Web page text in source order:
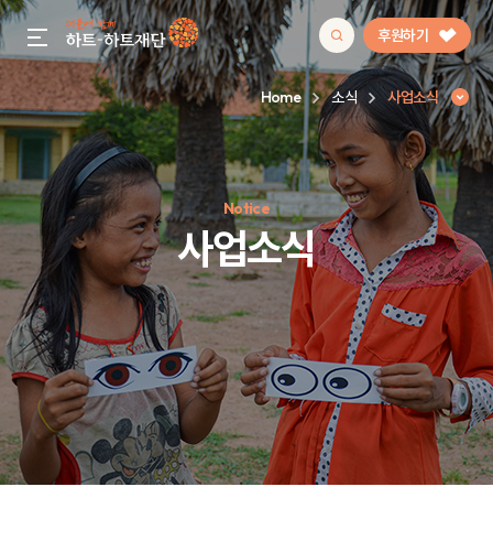
gnb menu open 후원하기
인기 키워드
#정기후원#하트플레이스#캠페인#팬덤후원
Home 소식 사업소식
Notice
사업소식
사업소식